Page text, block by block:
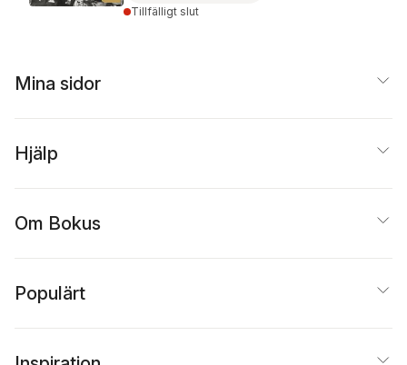
Tillfälligt slut
Mina sidor
Hjälp
Om Bokus
Populärt